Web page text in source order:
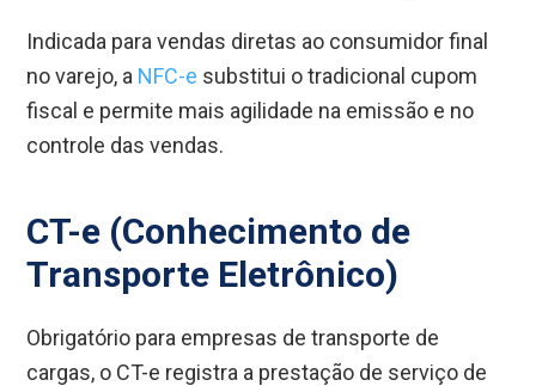
Indicada para vendas diretas ao consumidor final
no varejo, a NFC-e substitui o tradicional cupom
fiscal e permite mais agilidade na emissão e no
controle das vendas.
CT-e (Conhecimento de
Transporte Eletrônico)
Obrigatório para empresas de transporte de
cargas, o CT-e registra a prestação de serviço de